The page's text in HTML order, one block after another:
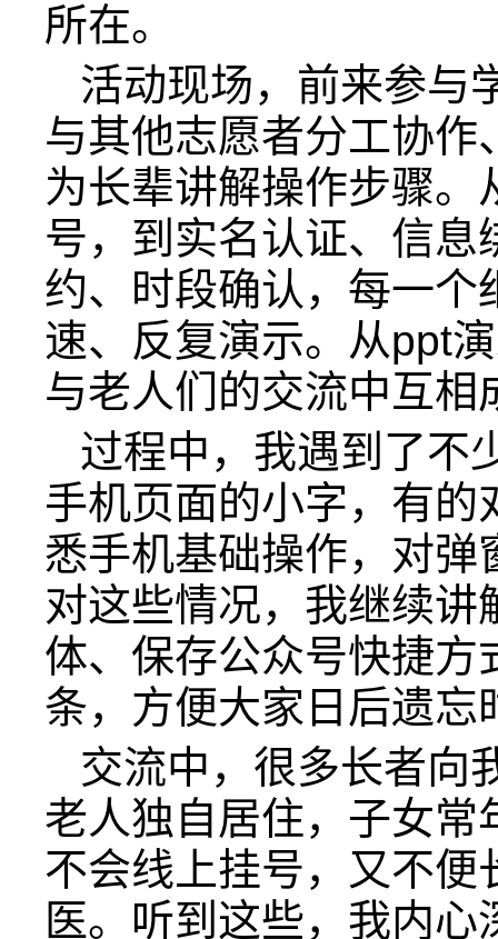
所在。
活动现场，前来参与
与其他志愿者分工协
为长辈讲解操作步骤
号，到实名认证、信
约、时段确认，每一个
速、反复演示。从ppt
与老人们的交流中互相
过程中，我遇到了不
手机页面的小字，有
悉手机基础操作，对弹
对这些情况，我继续
体、保存公众号快捷方
条，方便大家日后遗忘
交流中，很多长者向
老人独自居住，子女常
不会线上挂号，又不
医。听到这些，我内